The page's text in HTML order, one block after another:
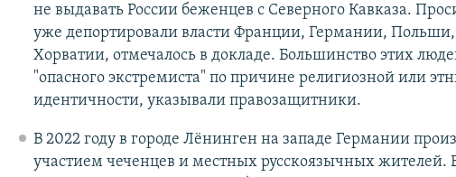
не выдавать России беженцев с Северного Кавказа.
уже депортировали власти Франции, Германии,
Хорватии, отмечалось в докладе. Большинство этих
"опасного экстремиста" по причине религиозной или
идентичности, указывали правозащитники.
В 2022 году в городе Лёнинген на западе Германии
участием чеченцев и местных русскоязычных жителей.